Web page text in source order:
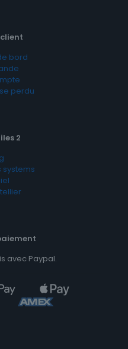
bord
perdu
2
systems
avec Paypal.